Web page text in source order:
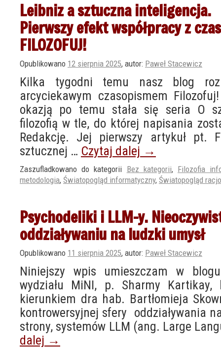
Leibniz a sztuczna inteligencja.
Pierwszy efekt współpracy z
FILOZOFUJ!
Opublikowano 12 sierpnia 2025, autor: Paweł Stacewicz
Kilka tygodni temu nasz blog
arcyciekawym czasopismem
okazją po temu stała się seria O
filozofią w tle, do której napisania
Redakcję. Jej pierwszy artykuł pt.
sztucznej … Czytaj dalej →
Zaszufladkowano do kategorii Bez kategorii, Filozofia
metodologia, Światopogląd informatyczny, Światopogląd
Psychodeliki i LLM-y.
oddziaływaniu na ludzki umysł
Opublikowano 11 sierpnia 2025, autor: Paweł Stacewicz
Niniejszy wpis umieszczam w
wydziału MiNI, p. Sharmy
kierunkiem dra hab. Bartłomieja
kontrowersyjnej sfery oddziaływania
strony, systemów LLM (ang. Large
dalej →